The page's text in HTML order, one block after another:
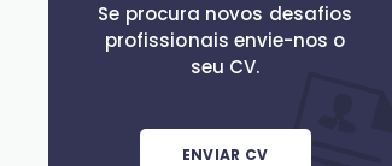
Se procura novos desafios
profissionais envie-nos o
seu CV.
ENVIAR CV